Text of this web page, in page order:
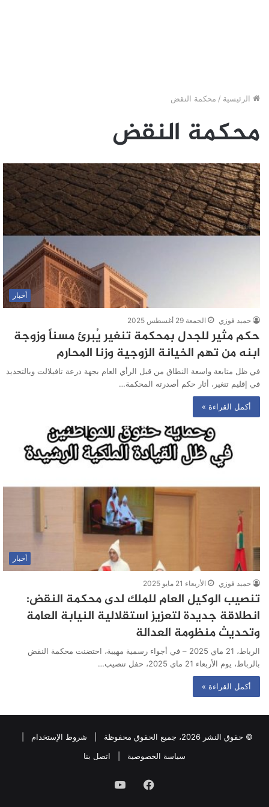
الرئيسية / محكمة النقض
محكمة النقض
أخبار
حميد فوزي الجمعة 29 أغسطس 2025
حكم مثير للجدل بمحكمة تنغير يُبرئ مسناً وزوجة
ابنه من تهم الخيانة الزوجية وزنا المحارم
في ظل متابعة واسعة النطاق من قبل الرأي العام بجهة درعة تافيلالت وبالتحديد
في إقليم تنغير، أثار حكم أصدرته المحكمة…
أكمل القراءة »
أخبار
حميد فوزي الأربعاء 21 مايو 2025
تنصيب الوكيل العام للملك لدى محكمة النقض:
انطلاقة جديدة لتعزيز استقلالية النيابة العامة
وتحديث منظومة العدالة
الرباط، 21 ماي 2025 – في أجواء رسمية مهيبة، احتضنت محكمة النقض
بالرباط، يوم الأربعاء 21 ماي 2025، حفل تنصيب…
أكمل القراءة »
© حقوق النشر 2026، جميع الحقوق محفوظة | شروط الإستخدام
سياسة الخصوصية
اتصل بنا
فيسبوكيوتيوب